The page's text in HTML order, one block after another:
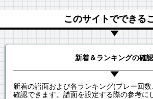
このサイトでできる
新着＆ランキングの確認
新着の譜面および各ランキング(プレー回
確認できます。譜面を設定する際の参考に